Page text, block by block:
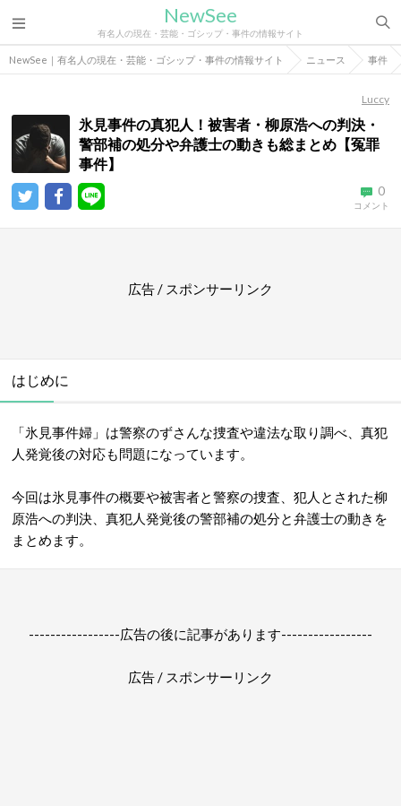
NewSee
有名人の現在・芸能・ゴシップ・事件の情報サイト
NewSee｜有名人の現在・芸能・ゴシップ・事件の情報サイト ニュース 事件
Luccy
氷見事件の真犯人！被害者・柳原浩への判決・
警部補の処分や弁護士の動きも総まとめ【冤罪
事件】
0
コメント
広告 / スポンサーリンク
はじめに
「氷見事件婦」は警察のずさんな捜査や違法な取り調べ、真犯
人発覚後の対応も問題になっています。
今回は氷見事件の概要や被害者と警察の捜査、犯人とされた柳
原浩への判決、真犯人発覚後の警部補の処分と弁護士の動きを
まとめます。
-----------------広告の後に記事があります-----------------
広告 / スポンサーリンク